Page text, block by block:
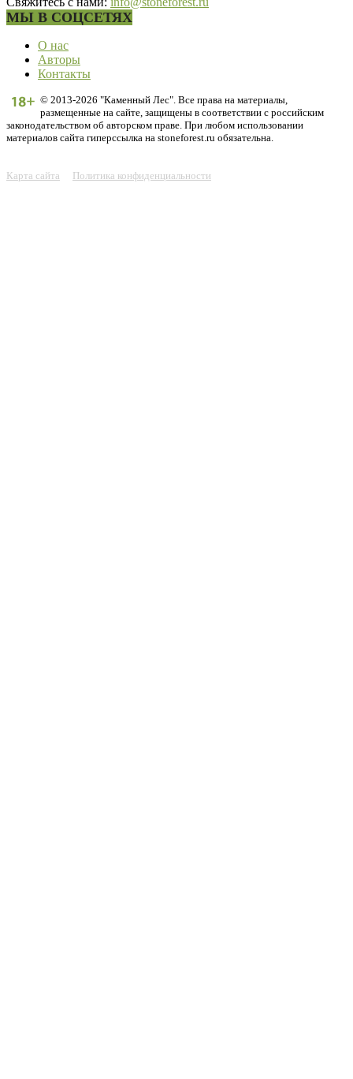
МЫ В СОЦСЕТЯХ
О нас
Авторы
Контакты
© 2013-2026 "Каменный Лес". Все права на материалы,
размещенные на сайте, защищены в соответствии с российским
законодательством об авторском праве. При любом использовании
материалов сайта гиперссылка на stoneforest.ru обязательна.
Карта сайта Политика конфиденциальности